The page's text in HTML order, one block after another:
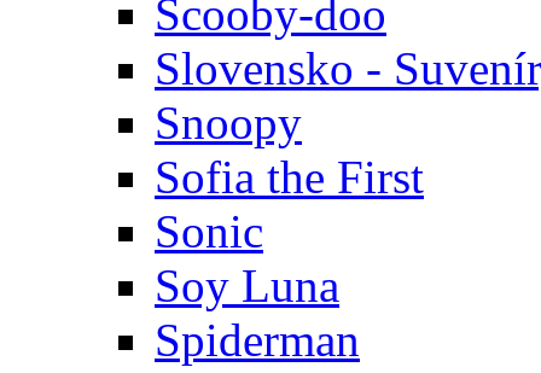
Scooby-doo
Slovensko -
Snoopy
Sofia the First
Sonic
Soy Luna
Spiderman